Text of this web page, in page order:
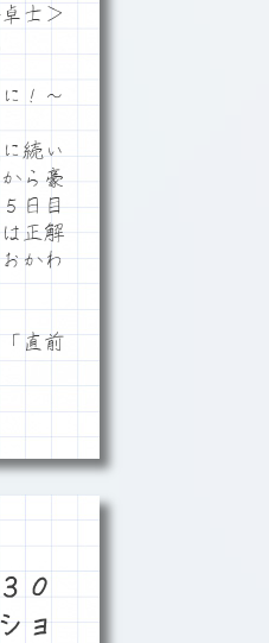
士＞
！～
続い
ら豪
日目
正解
かわ
直前
０
ョ